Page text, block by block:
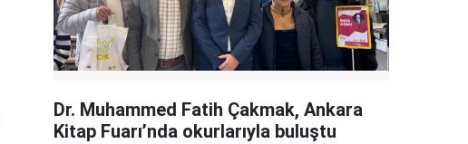
Dr. Muhammed Fatih Çakmak, Ankara
Kitap Fuarı’nda okurlarıyla buluştu